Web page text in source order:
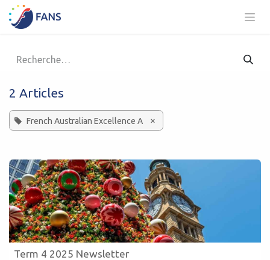
Se rendre au contenu
2 Articles
French Australian Excellence A ×
Term 4 2025 Newsletter